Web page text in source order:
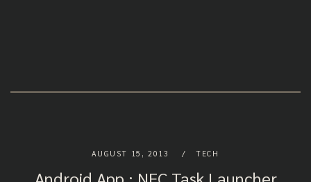
AUGUST 15, 2013 TECH